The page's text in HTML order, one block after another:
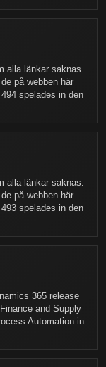
alla länkar saknas.
på webben här
spelades in den
alla länkar saknas.
på webben här
spelades in den
365 release
and Supply
Automation in